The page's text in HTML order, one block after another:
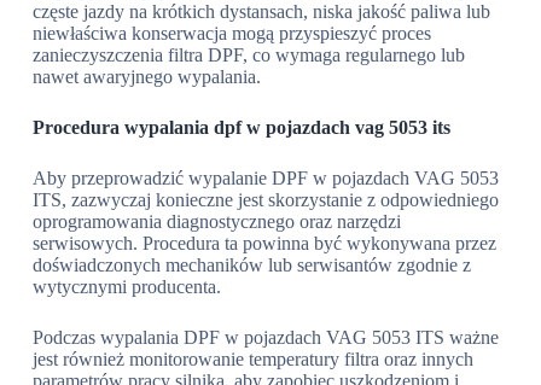
częste jazdy na krótkich dystansach, niska jakość paliwa lub
niewłaściwa konserwacja mogą przyspieszyć proces
zanieczyszczenia filtra DPF, co wymaga regularnego lub
nawet awaryjnego wypalania.
Procedura wypalania dpf w pojazdach vag 5053 its
Aby przeprowadzić wypalanie DPF w pojazdach VAG 5053
ITS, zazwyczaj konieczne jest skorzystanie z odpowiedniego
oprogramowania diagnostycznego oraz narzędzi
serwisowych. Procedura ta powinna być wykonywana przez
doświadczonych mechaników lub serwisantów zgodnie z
wytycznymi producenta.
Podczas wypalania DPF w pojazdach VAG 5053 ITS ważne
jest również monitorowanie temperatury filtra oraz innych
parametrów pracy silnika, aby zapobiec uszkodzeniom i